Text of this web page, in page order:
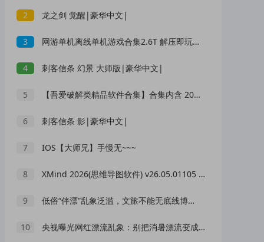
2 龙之剑 觉醒|豪华中文|
3 网游单机离线单机游戏合集2.6T 解压即玩 网盘下载 一键端免安装免配置
4 刺客信条 幻景 大师版|豪华中文|
5 【吾爱破解类精品软件合集】合集内含 2000 +实用工具 【1.5GB】
6 刺客信条 影|豪华中文|
7 IOS【大师兄】手慢无~~~
8 XMind 2026(思维导图软件) v26.05.01105 中文绿色版
9 低俗“伴漂”乱象泛滥，文旅不能无底线博流量
10 央视曝光网红漂流乱象：别把消暑漂流变成一场冒险赌命